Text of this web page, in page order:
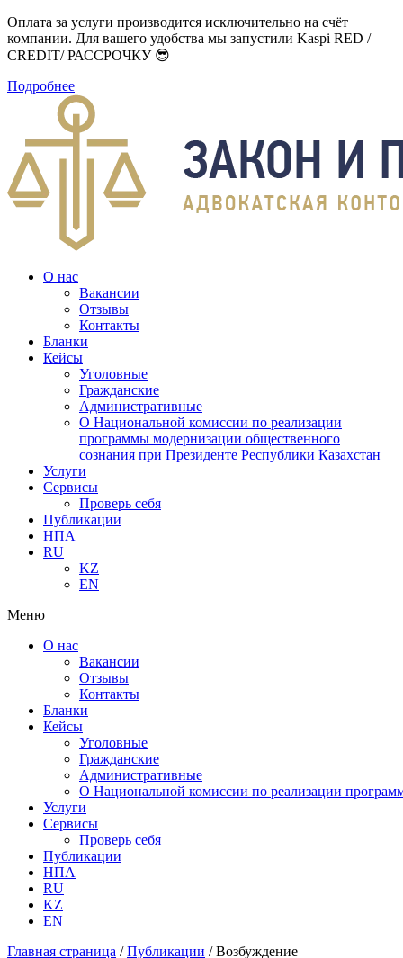
Оплата за услуги производится исключительно на счёт
компании. Для вашего удобства мы запустили Kaspi RED /
CREDIT/ РАССРОЧКУ 😎
Подробнее
О нас
Вакансии
Отзывы
Контакты
Бланки
Кейсы
Уголовные
Гражданские
Административные
О Национальной комиссии по реализации
программы модернизации общественного
сознания при Президенте Республики Казахстан
Услуги
Сервисы
Проверь себя
Публикации
НПА
RU
KZ
EN
Меню
О нас
Вакансии
Отзывы
Контакты
Бланки
Кейсы
Уголовные
Гражданские
Административные
О Национальной комиссии по реализации
Услуги
Сервисы
Проверь себя
Публикации
НПА
RU
KZ
EN
Главная страница /Публикации /Возбуждение